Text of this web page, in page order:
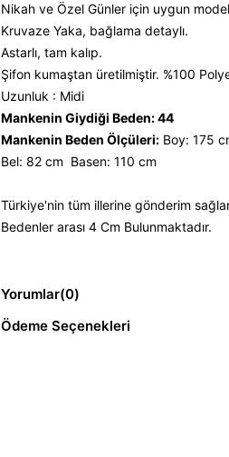
Nikah ve Özel Günler için uygun
Kruvaze Yaka, bağlama detaylı.
Astarlı, tam kalıp.
Şifon kumaştan üretilmiştir. %100
Uzunluk : Midi
Mankenin Giydiği Beden: 44
Mankenin Beden Ölçüleri: Boy: 175
Bel: 82 cm Basen: 110 cm
Türkiye'nin tüm illerine gönderim
Bedenler arası 4 Cm Bulunmaktadır.
Yorumlar(0)
Ödeme Seçenekleri